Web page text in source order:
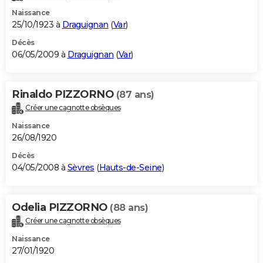
Naissance
25/10/1923 à Draguignan (Var)
Décès
06/05/2009 à Draguignan (Var)
Rinaldo PIZZORNO (87 ans)
Créer une cagnotte obsèques
Naissance
26/08/1920
Décès
04/05/2008 à Sèvres (Hauts-de-Seine)
Odelia PIZZORNO (88 ans)
Créer une cagnotte obsèques
Naissance
27/01/1920